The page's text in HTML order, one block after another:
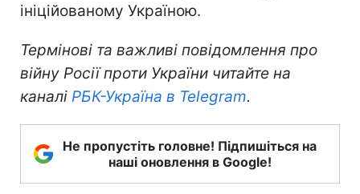
ініційованому Україною.
Термінові та важливі повідомлення про
війну Росії проти України читайте на
каналі РБК-Україна в Telegram.
Не пропустіть головне! Підпишіться на
наші оновлення в Google!